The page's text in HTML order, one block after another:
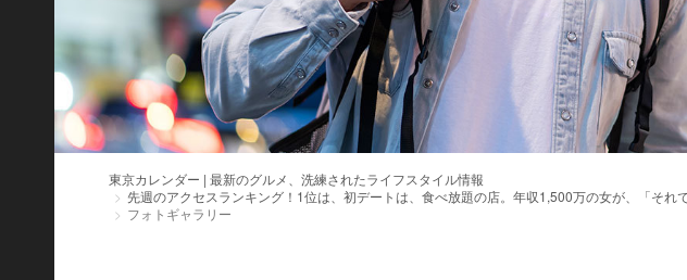
東京カレンダー | 最新のグルメ、洗練されたライフスタイル情報
先週のアクセスランキング！1位は、初デートは、食べ放題の店。年収1,500万の女が、「それ
フォトギャラリー